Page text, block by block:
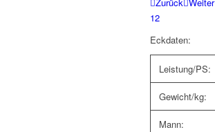
12
Eckdaten:
Leistung/PS:
Gewicht/kg:
Mann: